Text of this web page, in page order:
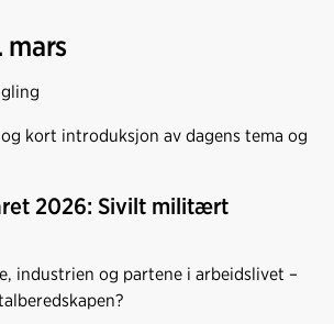
mars
kort introduksjon av dagens tema og
2026: Sivilt militært
industrien og partene i arbeidslivet –